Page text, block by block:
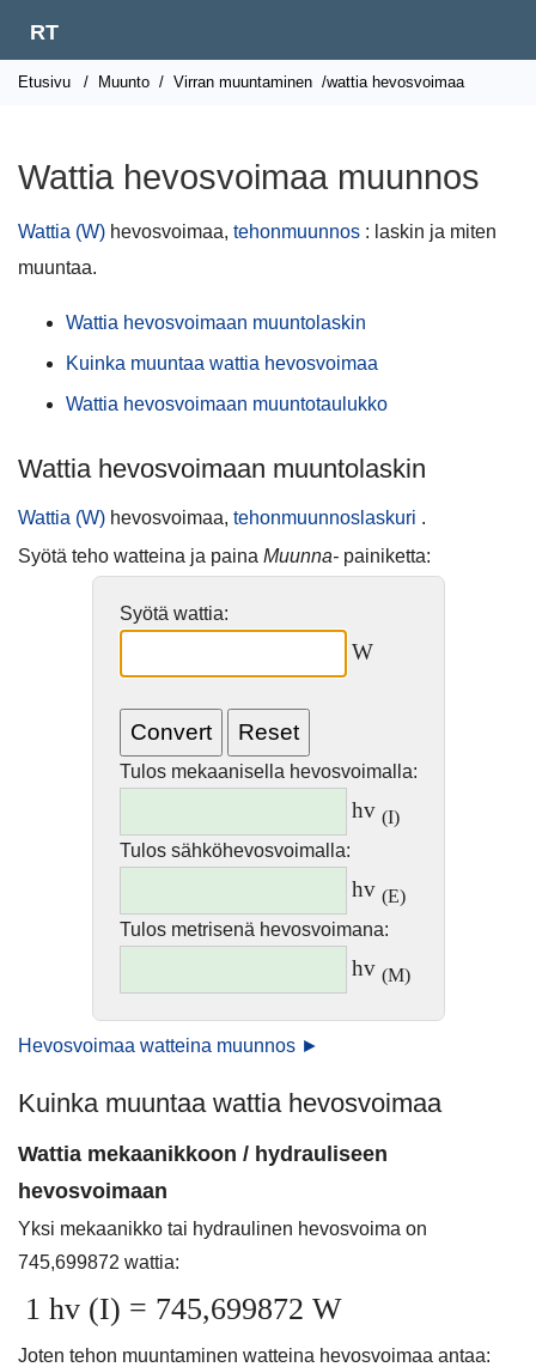
RT
Etusivu / Muunto / Virran muuntaminen /wattia hevosvoimaa
Wattia hevosvoimaa muunnos
Wattia (W) hevosvoimaa, tehonmuunnos : laskin ja miten
muuntaa.
Wattia hevosvoimaan muuntolaskin
Kuinka muuntaa wattia hevosvoimaa
Wattia hevosvoimaan muuntotaulukko
Wattia hevosvoimaan muuntolaskin
Wattia (W) hevosvoimaa, tehonmuunnoslaskuri .
Syötä teho watteina ja paina Muunna- painiketta:
Syötä wattia:
W
Tulos mekaanisella hevosvoimalla:
hv (I)
Tulos sähköhevosvoimalla:
hv (E)
Tulos metrisenä hevosvoimana:
hv (M)
Hevosvoimaa watteina muunnos ►
Kuinka muuntaa wattia hevosvoimaa
Wattia mekaanikkoon / hydrauliseen
hevosvoimaan
Yksi mekaanikko tai hydraulinen hevosvoima on
745,699872 wattia:
1 hv (I) = 745,699872 W
Joten tehon muuntaminen watteina hevosvoimaa antaa: